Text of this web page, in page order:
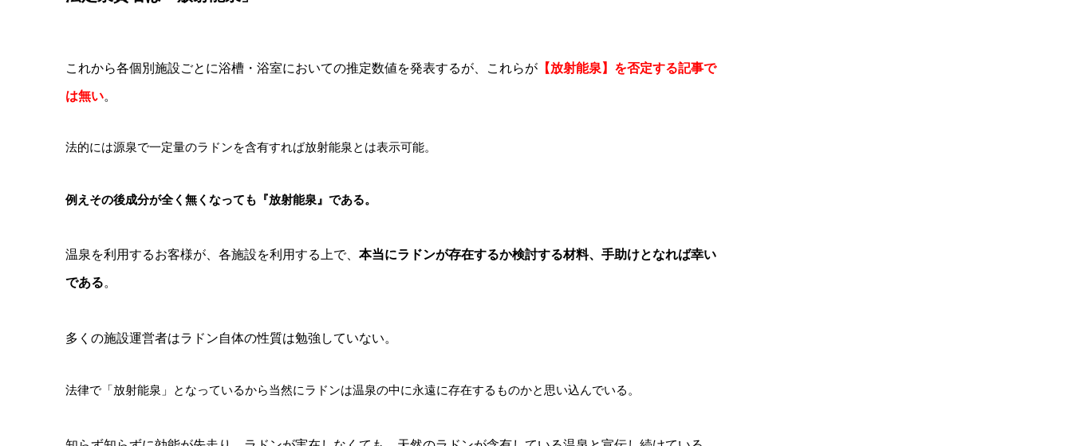
これから各個別施設ごとに浴槽・浴室においての推定数値を発表するが、これらが 【放射能泉】を否定する記事で
は無い。
法的には源泉で一定量のラドンを含有すれば放射能泉とは表示可能。
例えその後成分が全く無くなっても『放射能泉』である。
温泉を利用するお客様が、各施設を利用する上で、 本当にラドンが存在するか検討する材料、手助けとなれば幸い
である。
多くの施設運営者はラドン自体の性質は勉強していない。
法律で「放射能泉」となっているから当然にラドンは温泉の中に永遠に存在するものかと思い込んでいる。